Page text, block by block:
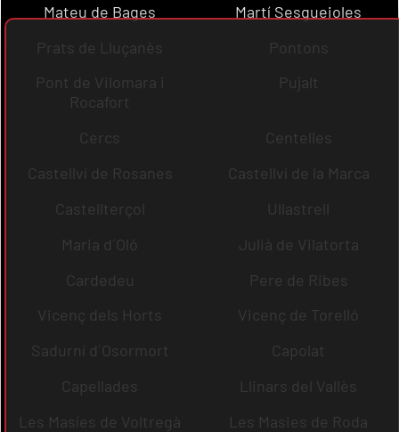
Mateu de Bages
Martí Sesgueioles
Prats de Lluçanès
Pontons
Pont de Vilomara i
Rocafort
Pujalt
Cercs
Centelles
Castellví de Rosanes
Castellví de la Marca
Castellterçol
Ullastrell
Maria d´Oló
Julià de Vilatorta
Cardedeu
Pere de Ribes
Vicenç dels Horts
Vicenç de Torelló
Sadurní d´Osormort
Capolat
Capellades
Llinars del Vallès
Les Masíes de Voltregà
Les Masies de Roda